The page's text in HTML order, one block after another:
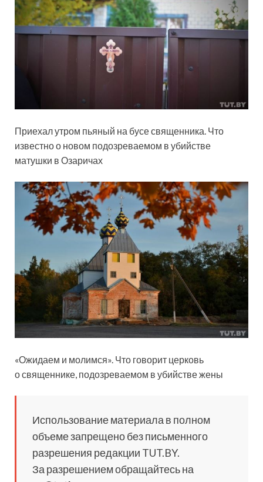
Приехал утром пьяный на бусе священника. Что
известно о новом подозреваемом в убийстве
матушки в Озаричах
«Ожидаем и молимся». Что говорит церковь
о священнике, подозреваемом в убийстве жены
Использование материала в полном
объеме запрещено без письменного
разрешения редакции TUT.BY.
За разрешением обращайтесь на